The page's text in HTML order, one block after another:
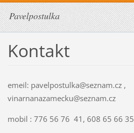
Pavelpostulka
Kontakt
emeil: pavelpostulka@seznam.cz ,
vinarnanazamecku@seznam.cz
mobil : 776 56 76 41, 608 65 66 35